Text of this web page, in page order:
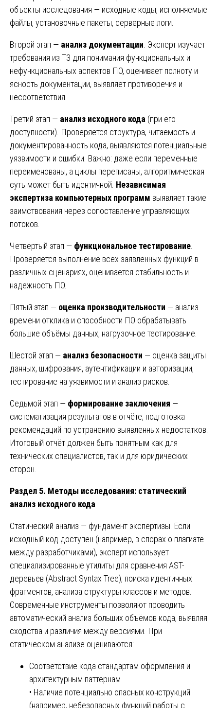
объекты исследования — исходные коды, исполняемые
файлы, установочные пакеты, серверные логи.
Второй этап — анализ документации . Эксперт изучает
требования из ТЗ для понимания функциональных и
нефункциональных аспектов ПО, оценивает полноту и
ясность документации, выявляет противоречия и
несоответствия.
Третий этап — анализ исходного кода (при его
доступности). Проверяется структура, читаемость и
документированность кода, выявляются потенциальные
уязвимости и ошибки. Важно: даже если переменные
переименованы, а циклы переписаны, алгоритмическая
суть может быть идентичной. Независимая
экспертиза компьютерных программ выявляет такие
заимствования через сопоставление управляющих
потоков.
Четвёртый этап — функциональное тестирование
Проверяется выполнение всех заявленных функций в
различных сценариях, оценивается стабильность и
надежность ПО.
Пятый этап — оценка производительности — анализ
времени отклика и способности ПО обрабатывать
большие объёмы данных, нагрузочное тестирование.
Шестой этап — анализ безопасности — оценка защиты
данных, шифрования, аутентификации и авторизации,
тестирование на уязвимости и анализ рисков.
Седьмой этап — формирование заключения —
систематизация результатов в отчёте, подготовка
рекомендаций по устранению выявленных недостатков.
Итоговый отчёт должен быть понятным как для
технических специалистов, так и для юридических
сторон.
Раздел 5. Методы исследования: статический
анализ исходного кода
Статический анализ — фундамент экспертизы. Если
исходный код доступен (например, в спорах о плагиате
между разработчиками), эксперт использует
специализированные утилиты для сравнения AST-
деревьев (Abstract Syntax Tree), поиска идентичных
фрагментов, анализа структуры классов и методов.
Современные инструменты позволяют проводить
автоматический анализ больших объёмов кода, выявляя
сходства и различия между версиями. При
статическом анализе оцениваются:
Соответствие кода стандартам оформления и
архитектурным паттернам.
• Наличие потенциально опасных конструкций
(например, небезопасных функций работы с